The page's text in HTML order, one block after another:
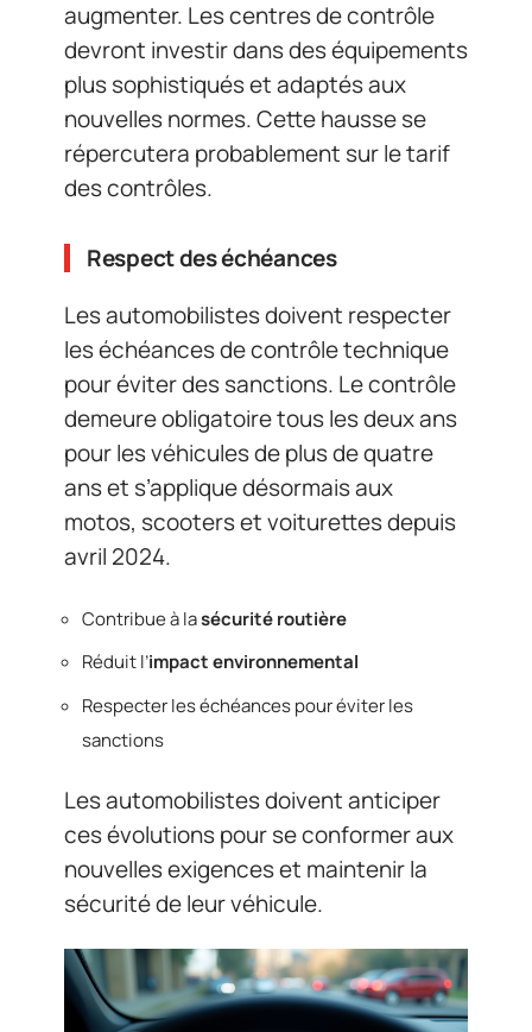
augmenter. Les centres de contrôle
devront investir dans des équipements
plus sophistiqués et adaptés aux
nouvelles normes. Cette hausse se
répercutera probablement sur le tarif
des contrôles.
Respect des échéances
Les automobilistes doivent respecter
les échéances de contrôle technique
pour éviter des sanctions. Le contrôle
demeure obligatoire tous les deux ans
pour les véhicules de plus de quatre
ans et s’applique désormais aux
motos, scooters et voiturettes depuis
avril 2024.
Contribue à lasécurité routière
Réduit l’impact environnemental
Respecter les échéances pour éviter les
sanctions
Les automobilistes doivent anticiper
ces évolutions pour se conformer aux
nouvelles exigences et maintenir la
sécurité de leur véhicule.